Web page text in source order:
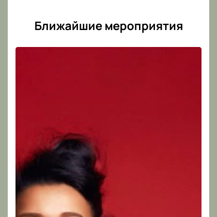
Корпоративным клиентам
Для групповых заявок действует специальная
Ближайшие мероприятия